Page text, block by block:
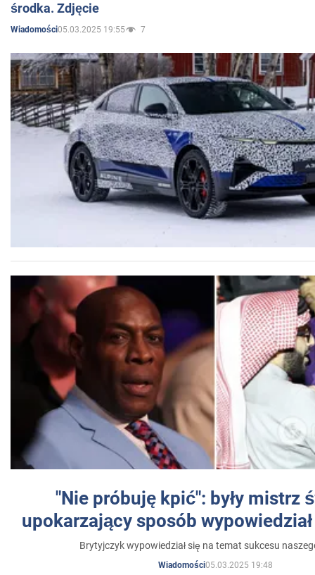
środka. Zdjęcie
Wiadomości05.03.2025 19:55 7
"Nie próbuję kpić": były mistrz
upokarzający sposób
Brytyjczyk wypowiedział się na temat sukcesu
Wiadomości05.03.2025 19:48